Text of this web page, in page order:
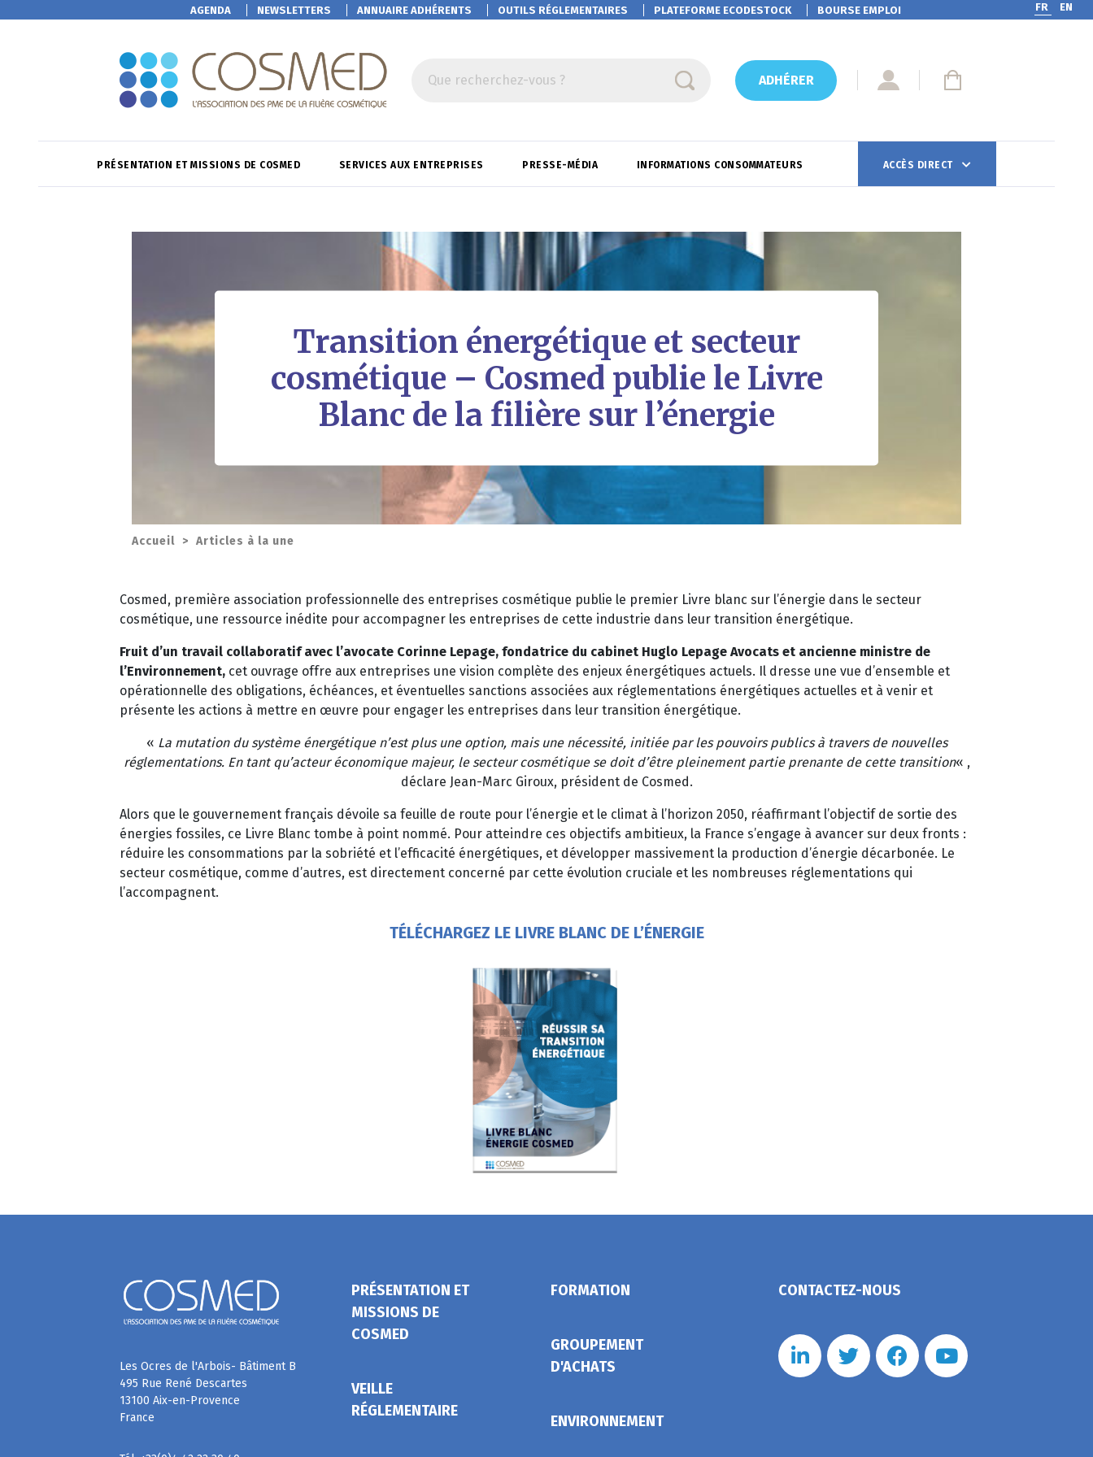
AGENDA NEWSLETTERS ANNUAIRE ADHÉRENTS OUTILS RÉGLEMENTAIRES PLATEFORMEECODESTOCK BOURSE EMPLOI FR EN
Que recherchez-vous ? ADHÉRER
PRÉSENTATION ET MISSIONS DE COSMED SERVICES AUX ENTREPRISES PRESSE-MÉDIA INFORMATIONS CONSOMMATEURS ACCÈS DIRECT
Transition énergétique et secteur
cosmétique – Cosmed publie le Livre
Blanc de la filière sur l’énergie
Accueil > Articles à la une
Cosmed, première association professionnelle des entreprises cosmétique publie le premier Livre blanc sur l’énergie dans le secteur
cosmétique, une ressource inédite pour accompagner les entreprises de cette industrie dans leur transition énergétique.
Fruit d’un travail collaboratif avec l’avocate Corinne Lepage, fondatrice du cabinet Huglo Lepage Avocats et ancienne ministre de
l’Environnement, cet ouvrage offre aux entreprises une vision complète des enjeux énergétiques actuels. Il dresse une vue d’ensemble et
opérationnelle des obligations, échéances, et éventuelles sanctions associées aux réglementations énergétiques actuelles et à venir et
présente les actions à mettre en œuvre pour engager les entreprises dans leur transition énergétique.
« La mutation du système énergétique n’est plus une option, mais une nécessité, initiée par les pouvoirs publics à travers de nouvelles
réglementations. En tant qu’acteur économique majeur, le secteur cosmétique se doit d’être pleinement partie prenante de cette transition« ,
déclare Jean-Marc Giroux, président de Cosmed.
Alors que le gouvernement français dévoile sa feuille de route pour l’énergie et le climat à l’horizon 2050, réaffirmant l’objectif de sortie des
énergies fossiles, ce Livre Blanc tombe à point nommé. Pour atteindre ces objectifs ambitieux, la France s’engage à avancer sur deux fronts :
réduire les consommations par la sobriété et l’efficacité énergétiques, et développer massivement la production d’énergie décarbonée. Le
secteur cosmétique, comme d’autres, est directement concerné par cette évolution cruciale et les nombreuses réglementations qui
l’accompagnent.
TÉLÉCHARGEZ LE LIVRE BLANC DE L’ÉNERGIE
Les Ocres de l'Arbois- Bâtiment B
495 Rue René Descartes
13100 Aix-en-Provence
France
PRÉSENTATION ET
MISSIONS DE
COSMED
VEILLE
RÉGLEMENTAIRE
FORMATION
GROUPEMENT
D'ACHATS
ENVIRONNEMENT
CONTACTEZ-NOUS